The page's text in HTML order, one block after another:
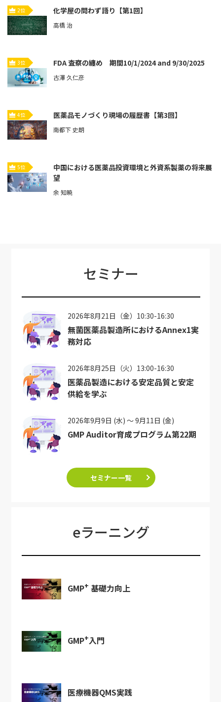
2位 化学屋の問わず語り【第1回】
高橋 治
3位 FDA 査察の纏め 期間10/1/2024 and 9/30/2025
古澤 久仁彦
4位 医薬品モノづくり現場の履歴書【第3回】
南都下 史朗
5位
中国における医薬品投資環境と外資系製薬の将来展
望
余 知暁
セミナー
2026年8月21日（金）10:30-16:30
無菌医薬品製造所におけるAnnex1実
務対応
2026年8月25日（火）13:00-16:30
医薬品製造における安定品質と安定
供給を学ぶ
2026年9月9日 (水) ～ 9月11日 (金)
GMP Auditor育成プログラム第22期
セミナー一覧
eラーニング
GMP+ 基礎力向上
GMP+入門
医療機器QMS実践